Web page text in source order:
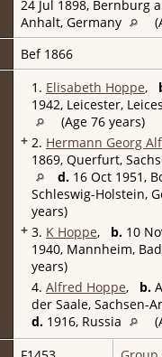
24 Jul 1898, Bernburg
Anhalt, Germany
Bef 1866
1. Elisabeth Hoppe,
1942, Leicester,
(Age 76 years)
+ 2. Hermann Georg
1869, Querfurt,
d. 16 Oct 1951,
Schleswig-Holstein,
years)
+ 3. K Hoppe, b. 10
1940, Mannheim,
years)
4. Alfred Hoppe, b.
der Saale, Sachsen-
d. 1916, Russia